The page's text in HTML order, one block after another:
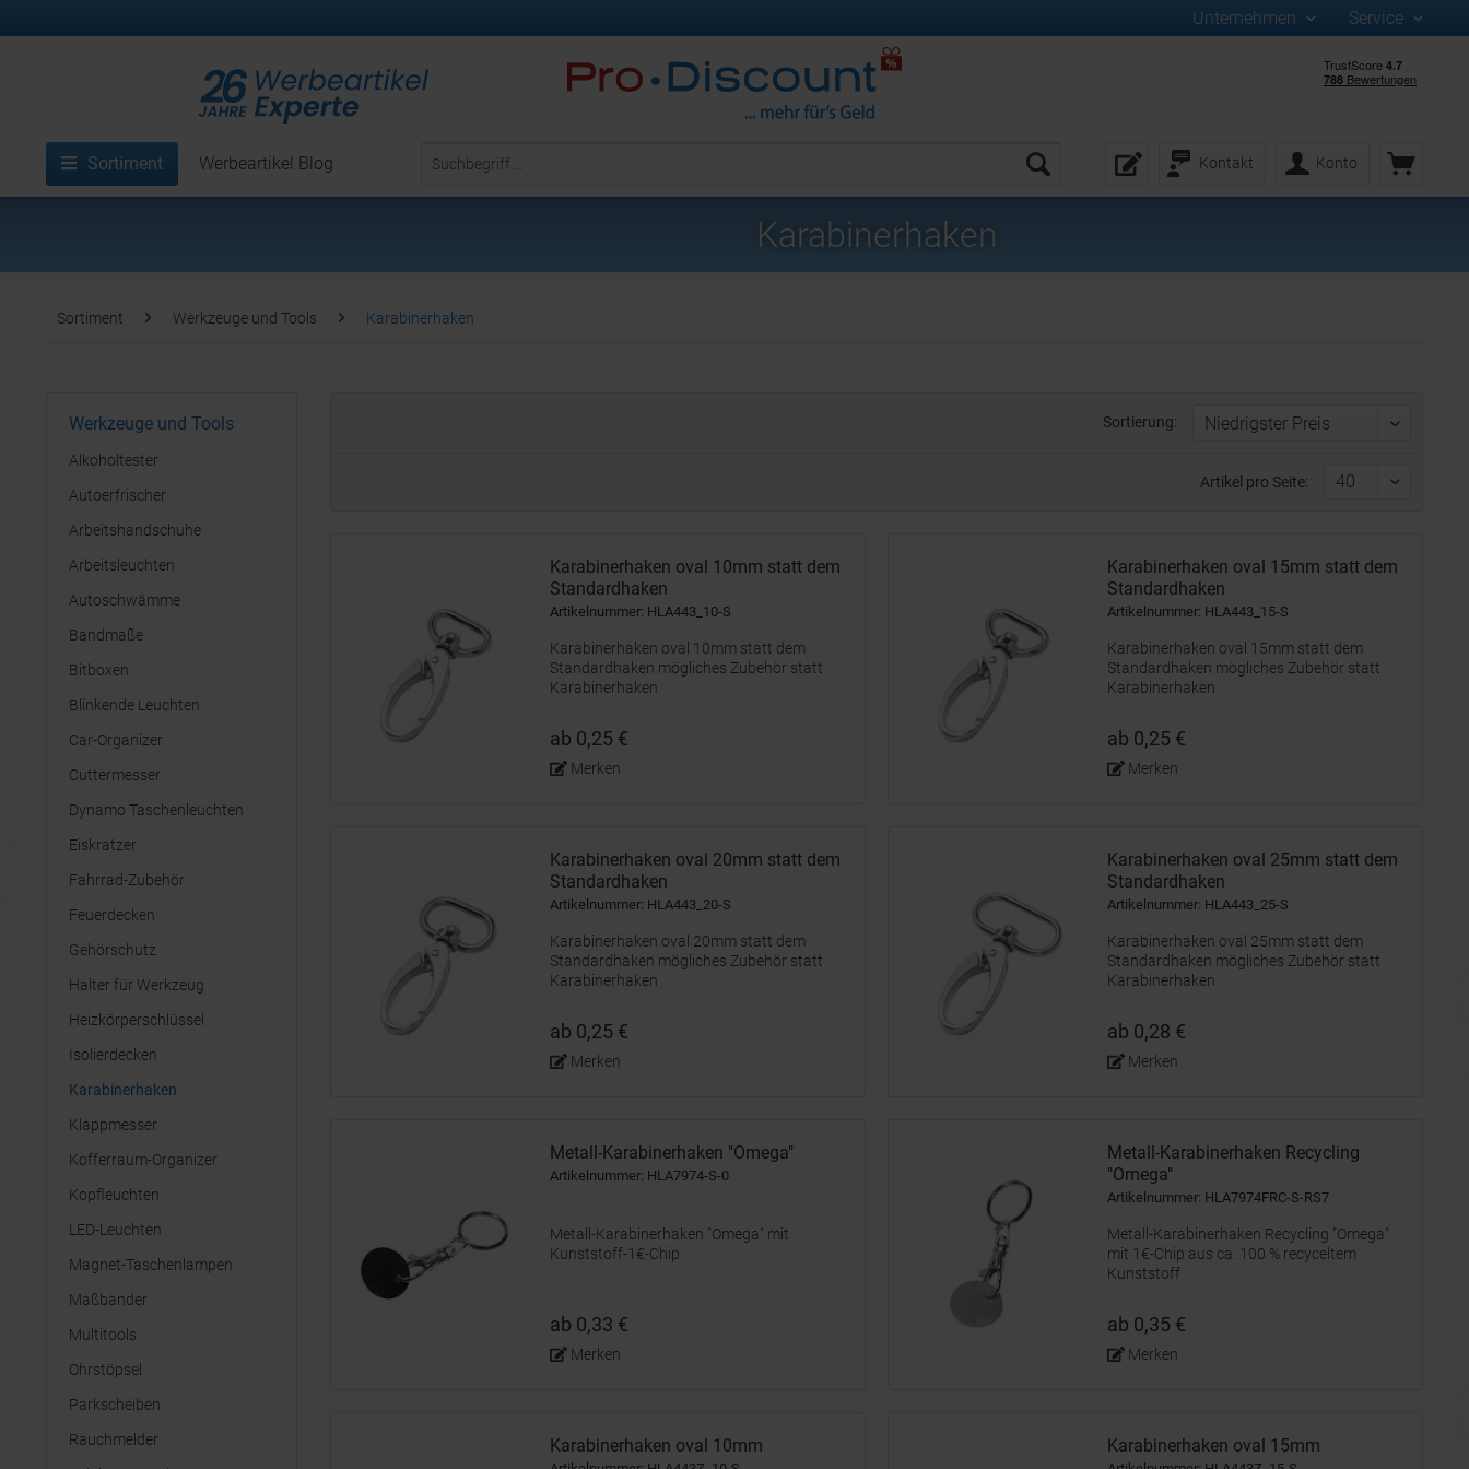
Unternehmen Service
Kontakt Konto
Sortiment Werbeartikel Blog
Karabinerhaken
Sortiment Werkzeuge und Tools Karabinerhaken
Werkzeuge und Tools
Alkoholtester
Autoerfrischer
Arbeitshandschuhe
Arbeitsleuchten
Autoschwämme
Bandmaße
Bitboxen
Blinkende Leuchten
Car-Organizer
Cuttermesser
Dynamo Taschenleuchten
Eiskratzer
Fahrrad-Zubehör
Feuerdecken
Gehörschutz
Halter für Werkzeug
Heizkörperschlüssel
Isolierdecken
Karabinerhaken
Klappmesser
Kofferraum-Organizer
Kopfleuchten
LED-Leuchten
Magnet-Taschenlampen
Maßbänder
Multitools
Ohrstöpsel
Parkscheiben
Rauchmelder
Sortierung:
Artikel pro Seite:
Karabinerhaken oval 10mm statt dem
Standardhaken
Artikelnummer: HLA443_10-S
Karabinerhaken oval 10mm statt dem
Standardhaken mögliches Zubehör statt
Karabinerhaken
ab 0,25 €
Merken
Karabinerhaken oval 15mm statt dem
Standardhaken
Artikelnummer: HLA443_15-S
Karabinerhaken oval 15mm statt dem
Standardhaken mögliches Zubehör statt
Karabinerhaken
ab 0,25 €
Merken
Karabinerhaken oval 20mm statt dem
Standardhaken
Artikelnummer: HLA443_20-S
Karabinerhaken oval 20mm statt dem
Standardhaken mögliches Zubehör statt
Karabinerhaken
ab 0,25 €
Merken
Karabinerhaken oval 25mm statt dem
Standardhaken
Artikelnummer: HLA443_25-S
Karabinerhaken oval 25mm statt dem
Standardhaken mögliches Zubehör statt
Karabinerhaken
ab 0,28 €
Merken
Metall-Karabinerhaken "Omega"
Artikelnummer: HLA7974-S-0
Metall-Karabinerhaken "Omega" mit
Kunststoff-1€-Chip
ab 0,33 €
Merken
Metall-Karabinerhaken Recycling
"Omega"
Artikelnummer: HLA7974FRC-S-RS7
Metall-Karabinerhaken Recycling "Omega"
mit 1€-Chip aus ca. 100 % recyceltem
Kunststoff
ab 0,35 €
Merken
Karabinerhaken oval 10mm Karabinerhaken oval 15mm